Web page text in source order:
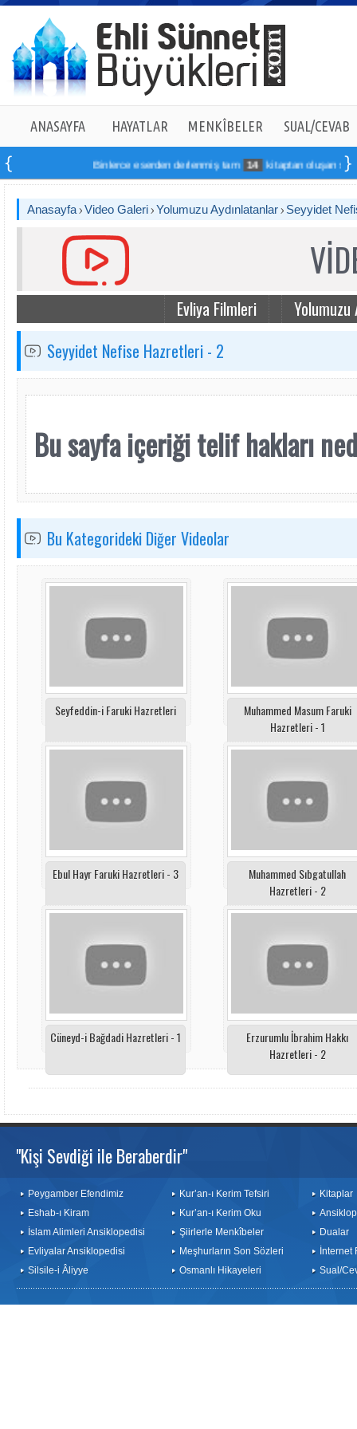
ANASAYFA HAYATLAR MENKÎBELER SUAL/CEVAB
Binlerce eserden derlenmiş tam 14 kitaptan oluşan seti
Anasayfa Video Galeri Yolumuzu Aydınlatanlar Seyyidet
Evliya Filmleri
Yolumuzu
Seyyidet Nefise Hazretleri - 2
Bu sayfa içeriği telif hakları
Bu Kategorideki Diğer Videolar
Seyfeddin-i Faruki Hazretleri
Muhammed Masum Faruki
Hazretleri - 1
Ebul Hayr Faruki Hazretleri - 3
Muhammed Sıbgatullah
Hazretleri - 2
Cüneyd-i Bağdadi Hazretleri - 1
Erzurumlu İbrahim Hakkı
Hazretleri - 2
"Kişi Sevdiği ile Beraberdir"
Peygamber Efendimiz
Eshab-ı Kiram
İslam Alimleri Ansiklopedisi
Evliyalar Ansiklopedisi
Silsile-i Âliyye
Kur’an-ı Kerim Tefsiri
Kur’an-ı Kerim Oku
Şiirlerle Menkîbeler
Meşhurların Son Sözleri
Osmanlı Hikayeleri
Kitaplar
Dualar
İnternet
Sual/